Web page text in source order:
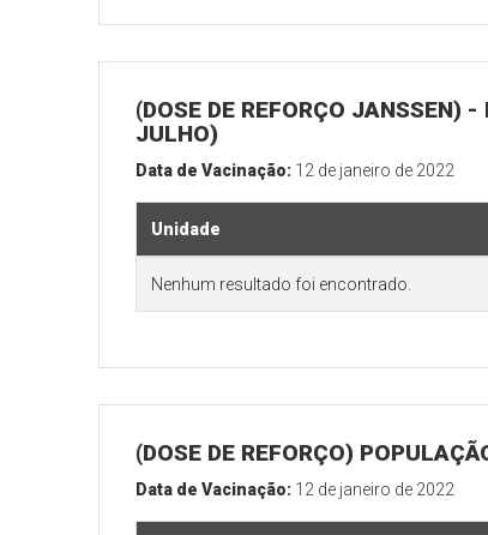
(DOSE DE REFORÇO JANSSEN)
JULHO)
Data de Vacinação: 12 de janeiro de 2022
Unidade
Nenhum resultado foi encontrado.
(DOSE DE REFORÇO)
Data de Vacinação: 12 de janeiro de 2022